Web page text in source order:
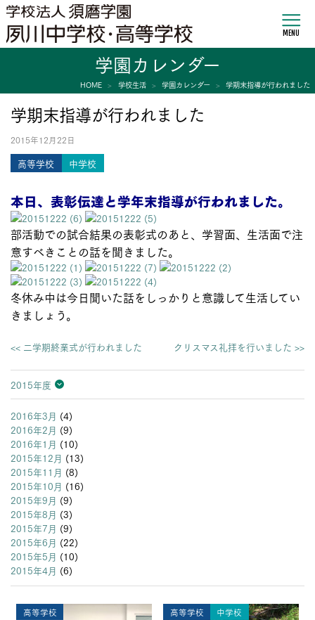
MENU
学園カレンダー
HOME 学校生活 学園カレンダー 学期末指導が行われました
学期末指導が行われました
2015年12月22日
高等学校 中学校
本日、表彰伝達と学年末指導が行われました。
部活動での試合結果の表彰式のあと、学習面、生活面で注
意すべきことの話を聞きました。
冬休み中は今日聞いた話をしっかりと意識して生活してい
きましょう。
<< 二学期終業式が行われました クリスマス礼拝を行いました >>
2015年度
2026年度
2025年度
2024年度
2023年度
2022年度
2021年度
2020年度
2019年度
2018年度
2017年度
2016年度
2015年度
2014年度
2013年度
2016年3月 (4)
2016年2月 (9)
2016年1月 (10)
2015年12月 (13)
2015年11月 (8)
2015年10月 (16)
2015年9月 (9)
2015年8月 (3)
2015年7月 (9)
2015年6月 (22)
2015年5月 (10)
2015年4月 (6)
高等学校 高等学校 中学校